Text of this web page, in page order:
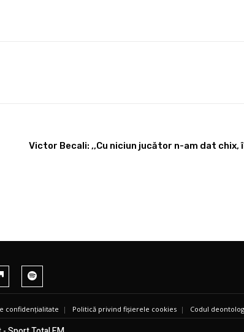
Victor Becali: ,,Cu niciun jucător n-am dat chix,
confidențialitate | Politică privind fișierele cookies | Codul